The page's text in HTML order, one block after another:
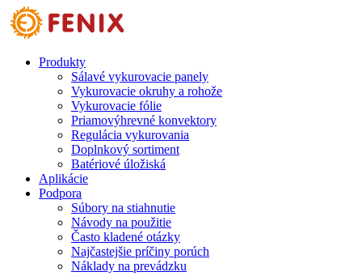
Skip to main content
Produkty
Sálavé vykurovacie panely
Vykurovacie okruhy a rohože
Vykurovacie fólie
Priamovýhrevné konvektory
Regulácia vykurovania
Doplnkový sortiment
Batériové úložiská
Aplikácie
Podpora
Súbory na stiahnutie
Návody na použitie
Často kladené otázky
Najčastejšie príčiny porúch
Náklady na prevádzku